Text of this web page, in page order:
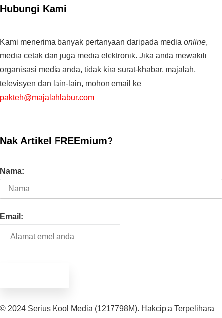
Hubungi Kami
Kami menerima banyak pertanyaan daripada media online,
media cetak dan juga media elektronik. Jika anda mewakili
organisasi media anda, tidak kira surat-khabar, majalah,
televisyen dan lain-lain, mohon email ke
pakteh@majalahlabur.com
Nak Artikel FREEmium?
Nama:
Email:
© 2024 Serius Kool Media (1217798M). Hakcipta Terpelihara